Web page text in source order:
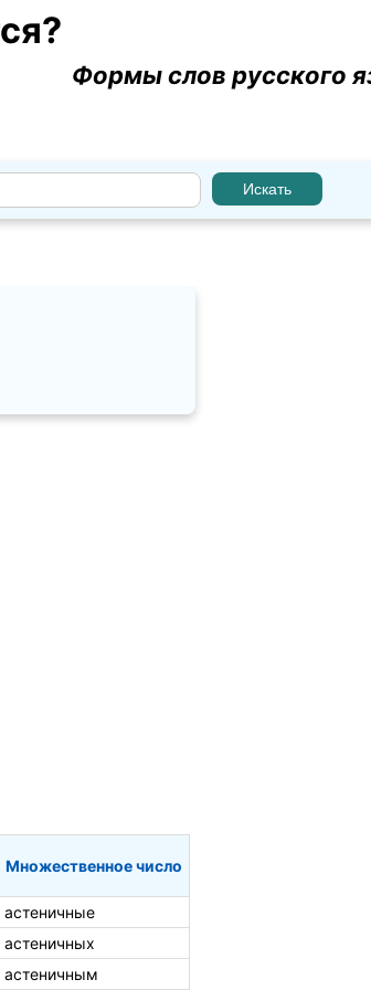
Формы слов русского
Множественное число
астеничные
астеничных
астеничным